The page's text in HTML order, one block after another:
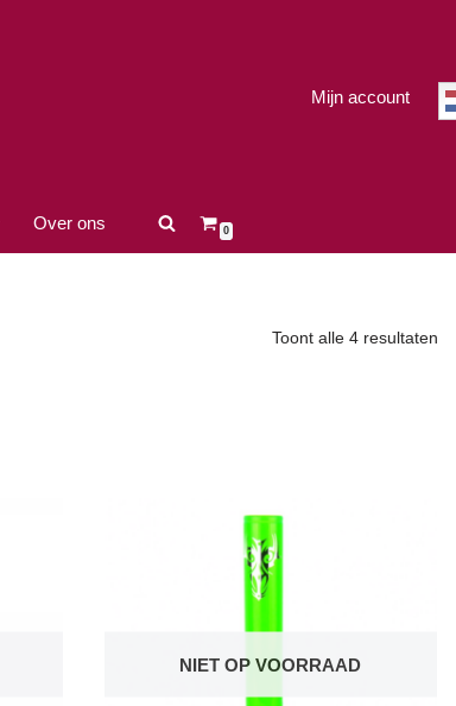
Mijn account
Over ons 0
Toont alle 4 resultaten
NIET OP VOORRAAD